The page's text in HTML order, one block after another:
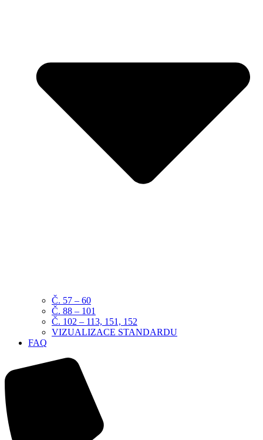
Č. 57 – 60
Č. 88 – 101
Č. 102 – 113, 151, 152
VIZUALIZACE STANDARDU
FAQ